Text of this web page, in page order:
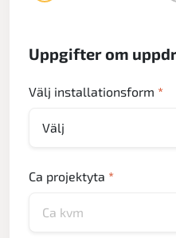
Uppgifter om
Välj installationsform *
Ca projektyta *